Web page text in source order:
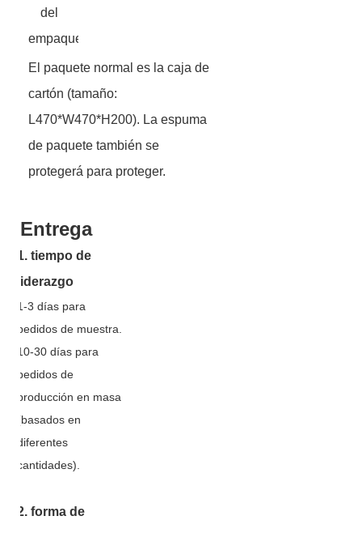
del
empaque
El paquete normal es la caja de
cartón (tamaño:
L470*W470*H200). La espuma
de paquete también se
protegerá para proteger.
Entrega
1. tiempo de
liderazgo
1-3 días para
pedidos de muestra.
10-30 días para
pedidos de
producción en masa
(basados ​​en
diferentes
cantidades).
2. forma de